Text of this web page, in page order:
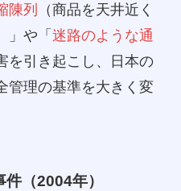
陳列
（商品を天井近く
」や「 迷路のような通
を引き起こし、日本の
管理の基準を大きく変
（2004年）